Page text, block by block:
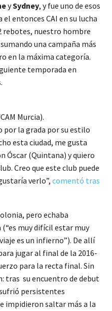
ySydney, y fue uno de esos
entonces CAI en su lucha
rebotes, nuestro hombre
una campaña más
en la máxima categoría.
temporada en
Murcia).
por la grada por su estilo
esta ciudad, me gusta
Óscar (Quintana) y quiero
Creo que este club puede
verlo”, comentó tras
pero echaba
muy difícil estar muy
es un infierno”). De allí
jugar al final de la 2016-
para la recta final. Sin
tras su encuentro de debut
persistentes
impidieron saltar más a la